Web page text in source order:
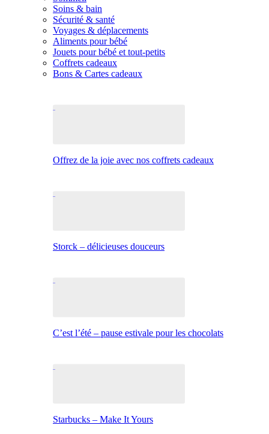
Soins & bain
Sécurité & santé
Voyages & déplacements
Aliments pour bébé
Jouets pour bébé et tout-petits
Coffrets cadeaux
Bons & Cartes cadeaux
Offrez de la joie avec nos coffrets cadeaux
Storck – délicieuses douceurs
C’est l’été – pause estivale pour les chocolats
Starbucks – Make It Yours